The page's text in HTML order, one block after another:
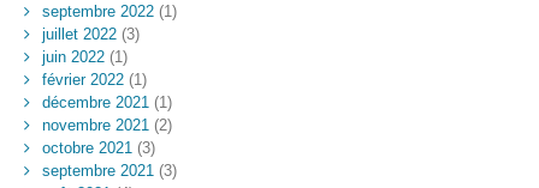
septembre 2022(1)
juillet 2022(3)
juin 2022(1)
février 2022(1)
décembre 2021 (1)
novembre 2021 (2)
octobre 2021 (3)
septembre 2021 (3)